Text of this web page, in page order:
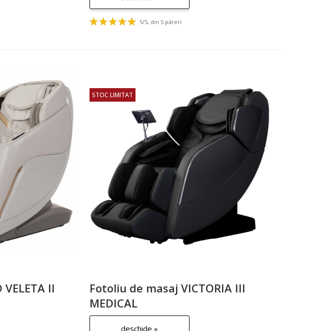
5/5, din 5 păreri
II
STOC LIMITAT
Fotoliu de masaj VICTORIA III
MEDICAL
deschide »